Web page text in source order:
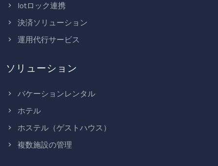
Iotロック連携
決済ソリューション
運用代行サービス
ソリューション
バケーションレンタル
ホテル
ホステル（ゲストハウス）
複数施設の管理